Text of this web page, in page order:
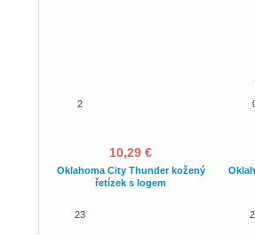
2
10,29 €
Oklahoma City Thunder kožený
řetízek s logem
23